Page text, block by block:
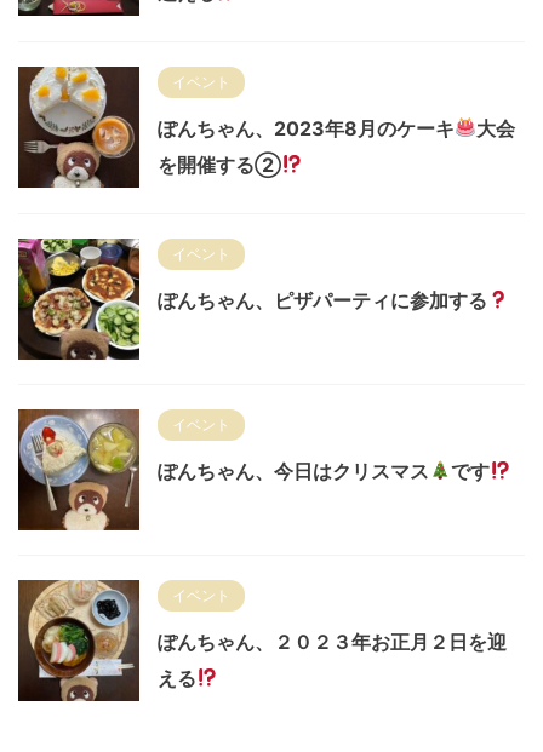
イベント
ぽんちゃん、2023年8月のケーキ
大会
を開催する②
イベント
ぽんちゃん、ピザパーティに参加する
イベント
ぽんちゃん、今日はクリスマス です
イベント
ぽんちゃん、２０２３年お正月２日を迎
える